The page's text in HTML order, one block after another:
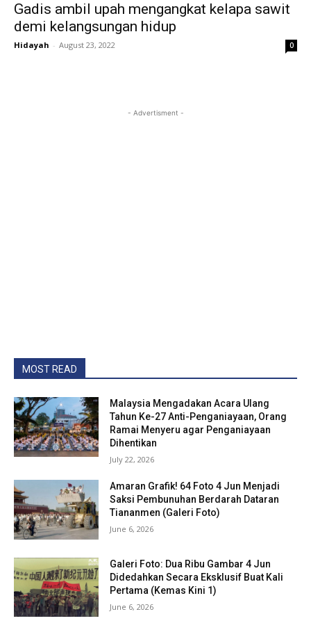
Gadis ambil upah mengangkat kelapa sawit
demi kelangsungan hidup
Hidayah - August 23, 2022 0
- Advertisment -
MOST READ
Malaysia Mengadakan Acara Ulang
Tahun Ke-27 Anti-Penganiayaan, Orang
Ramai Menyeru agar Penganiayaan
Dihentikan
July 22, 2026
Amaran Grafik! 64 Foto 4 Jun Menjadi
Saksi Pembunuhan Berdarah Dataran
Tiananmen (Galeri Foto)
June 6, 2026
Galeri Foto: Dua Ribu Gambar 4 Jun
Didedahkan Secara Eksklusif Buat Kali
Pertama (Kemas Kini 1)
June 6, 2026